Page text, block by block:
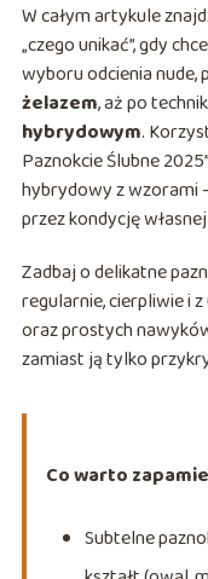
W całym artykule
„czego unikać”, gdy
wyboru odcienia nude,
żelazem, aż po
hybrydowym.
Paznokcie Ślubne
hybrydowy z wzorami
przez kondycję
Zadbaj o delikatne
regularnie, cierpliwie i
oraz prostych
zamiast ją tylko
Co warto
Subtelne